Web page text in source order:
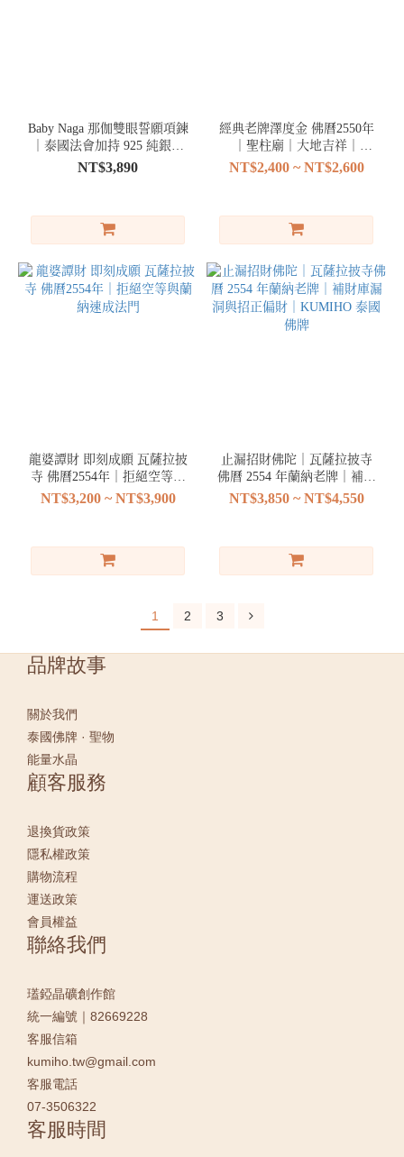
Baby Naga 那伽雙眼誓願項鍊
｜泰國法會加持 925 純銀祝
福飾品｜兩種狀態 兩種守護
NT$3,890
經典老牌澤度金 佛曆2550年
｜聖柱廟｜大地吉祥｜
KUMIHO
NT$2,400 ~ NT$2,600
龍婆譚財 即刻成願 瓦薩拉披
寺 佛曆2554年｜拒絕空等與
蘭納速成法門
NT$3,200 ~ NT$3,900
止漏招財佛陀｜瓦薩拉披寺
佛曆 2554 年蘭納老牌｜補財
庫漏洞與招正偏財｜
NT$3,850 ~ NT$4,550
1 2 3
品牌故事
關於我們
泰國佛牌 · 聖物
能量水晶
顧客服務
退換貨政策
隱私權政策
購物流程
運送政策
會員權益
聯絡我們
瓂錏晶礦創作館
統一編號｜82669228
客服信箱
kumiho.tw@gmail.com
客服電話
07-3506322
客服時間